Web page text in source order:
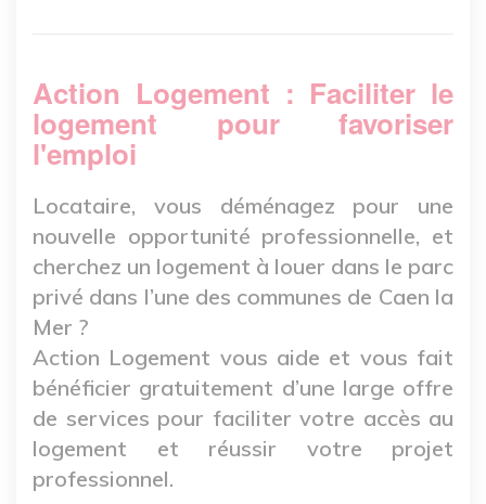
Action Logement : Faciliter le
logement pour favoriser
l'emploi
Locataire, vous déménagez pour une
nouvelle opportunité professionnelle, et
cherchez un logement à louer dans le parc
privé dans l’une des communes de Caen la
Mer ?
Action Logement vous aide et vous fait
bénéficier gratuitement d’une large offre
de services pour faciliter votre accès au
logement et réussir votre projet
professionnel.